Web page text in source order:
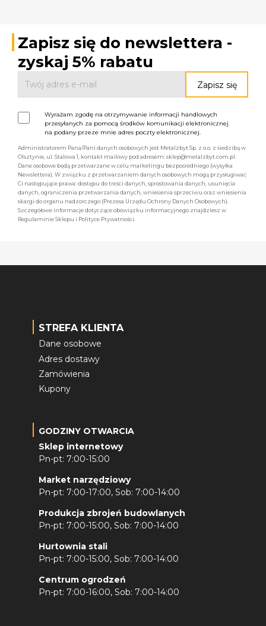
Zapisz się do newslettera -
zyskaj 5% rabatu
Wyrażam zgodę na otrzymywanie informacji handlowych
przesyłanych za pomocą środków komunikacji elektronicznej
na podany przeze mnie adres poczty elektronicznej.
Administratorem Pana/Pani danych osobowych jest Metalzbyt Sp. z o.o. z siedzibą w
Olsztynie, ul. Stalowa 1, kontakt mailowy pod adresem: sklep@metalzbyt.com.pl.
Dane osobowe będą przetwarzane w celu marketingu bezpośredniego (wysyłka
Newslettera). W związku z przetwarzaniem danych osobowych mogą przysługiwać
Ci następujące prawa: dostępu do treści danych, sprostowania danych, usunięcia
danych, ograniczenia przetwarzania danych, wniesienia sprzeciwu oraz wniesienia
skargi do organu nadzorczego (Prezesa Urzędu Ochrony Danych Osobowych).
Szczegółowe informacje dotyczące obowiązku informacyjnego znajdziesz w
Regulaminie Sklepu i Polityce Prywatności.
STREFA KLIENTA
Dane osobowe
Adres dostawy
Zamówienia
Kupony
GODZINY OTWARCIA
Sklep internetowy
Pn-pt: 7:00-15:00
Market narzędziowy
Pn-pt: 7:00-17:00, Sob: 7:00-14:00
Produkcja zbrojeń budowlanych
Pn-pt: 7:00-15:00, Sob: 7:00-14:00
Hurtownia stali
Pn-pt: 7:00-15:00, Sob: 7:00-14:00
Centrum ogrodzeń
Pn-pt: 7:00-16:00, Sob: 7:00-14:00